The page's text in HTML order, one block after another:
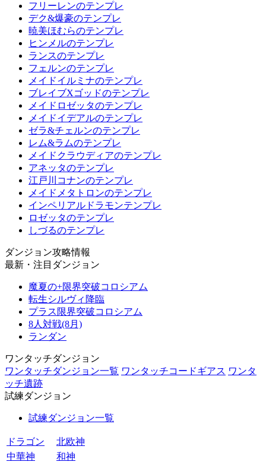
フリーレンのテンプレ
デク&爆豪のテンプレ
暁美ほむらのテンプレ
ヒンメルのテンプレ
ランスのテンプレ
フェルンのテンプレ
メイドイルミナのテンプレ
ブレイブXゴッドのテンプレ
メイドロゼッタのテンプレ
メイドイデアルのテンプレ
ゼラ&チェルンのテンプレ
レム&ラムのテンプレ
メイドクラウディアのテンプレ
アネッタのテンプレ
江戸川コナンのテンプレ
メイドメタトロンのテンプレ
インペリアルドラモンテンプレ
ロゼッタのテンプレ
しづるのテンプレ
ダンジョン攻略情報
最新・注目ダンジョン
魔夏の+限界突破コロシアム
転生シルヴィ降臨
プラス限界突破コロシアム
8人対戦(8月)
ランダン
ワンタッチダンジョン
ワンタッチダンジョン一覧 ワンタッチコードギアス ワンタ
ッチ遺跡
試練ダンジョン
試練ダンジョン一覧
ドラゴン
北欧神
中華神
和神